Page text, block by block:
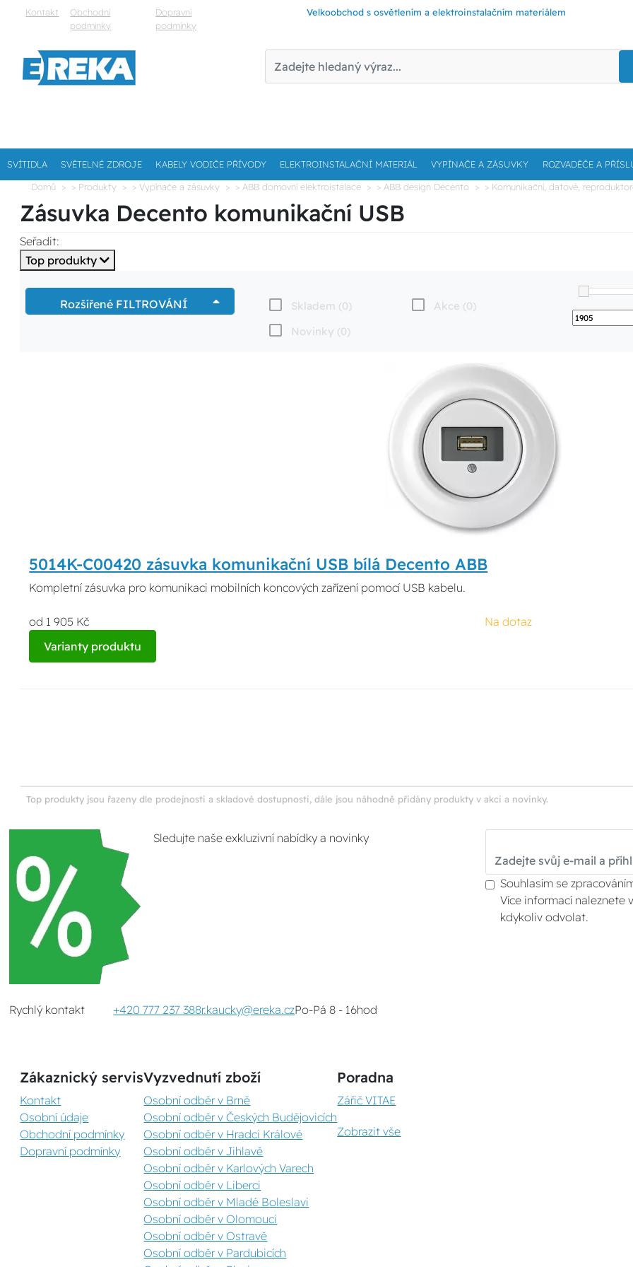
Kontakt
Obchodní
podmínky
Dopravní
podmínky
Velkoobchod s osvětlením a elektroinstalačním materiálem
SVÍTIDLA SVĚTELNÉ ZDROJE KABELY VODIČE PŘÍVODY ELEKTROINSTALAČNÍ MATERIÁL VYPÍNAČE A ZÁSUVKY ROZVADĚČE A
Domů > Produkty > Vypínače a zásuvky > ABB domovní elektroistalace > ABB design Decento > Komunikační, datové,
Zásuvka Decento komunikační USB
Seřadit:
Top produkty
Rozšířené FILTROVÁNÍ Skladem (0)
Akce (0)
Novinky (0)
5014K-C00420 zásuvka komunikační USB bílá Decento ABB
Kompletní zásuvka pro komunikaci mobilních koncových zařízení pomocí USB kabelu.
od 1 905 Kč
Na dotaz
Varianty produktu
Top produkty jsou řazeny dle prodejnosti a skladové dostupnosti, dále jsou náhodně přidány produkty v akci a novinky.
Sledujte naše exkluzivní nabídky a novinky
Souhlasím se
Více informací naleznete v
kdykoliv odvolat.
Rychlý kontakt +420 777 237 388r.kaucky@ereka.czPo-Pá 8 - 16hod
Zákaznický servis
Kontakt
Osobní údaje
Obchodní podmínky
Dopravní podmínky
Vyzvednutí zboží
Osobní odběr v Brně
Osobní odběr v Českých Budějovicích
Osobní odběr v Hradci Králové
Osobní odběr v Jihlavě
Osobní odběr v Karlových Varech
Osobní odběr v Liberci
Osobní odběr v Mladé Boleslavi
Osobní odběr v Olomouci
Osobní odběr v Ostravě
Osobní odběr v Pardubicích
Poradna
Zářič VITAE
Zobrazit vše